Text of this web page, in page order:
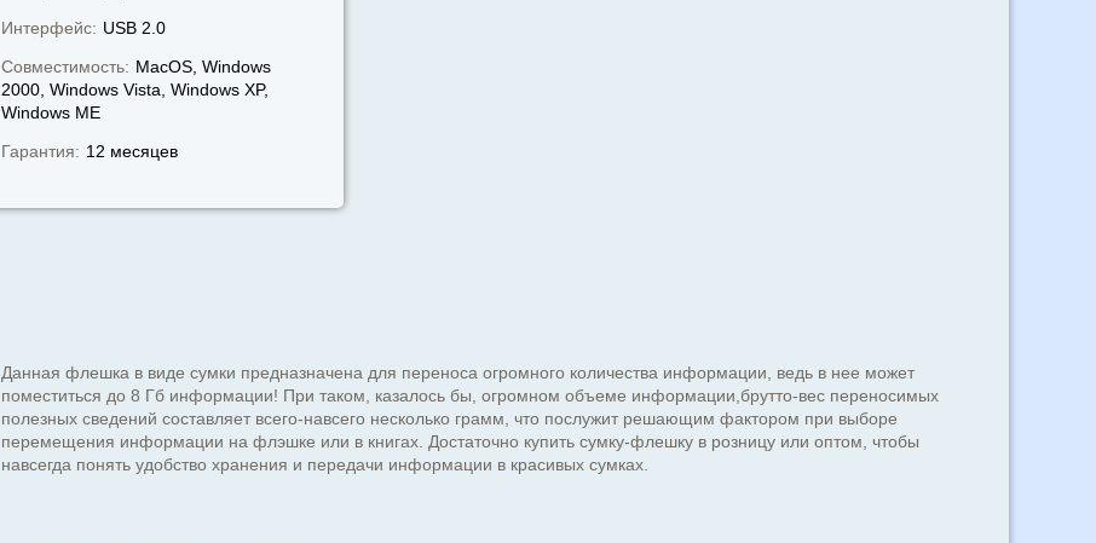
Интерфейс: USB 2.0
Совместимость: MacOS, Windows
2000, Windows Vista, Windows XP,
Windows МЕ
Гарантия: 12 месяцев
Данная флешка в виде сумки предназначена для переноса огромного количества информации, ведь в нее может
поместиться до 8 Гб информации! При таком, казалось бы, огромном объеме информации,брутто-вес переносимых
полезных сведений составляет всего-навсего несколько грамм, что послужит решающим фактором при выборе
перемещения информации на флэшке или в книгах. Достаточно купить сумку-флешку в розницу или оптом, чтобы
навсегда понять удобство хранения и передачи информации в красивых сумках.